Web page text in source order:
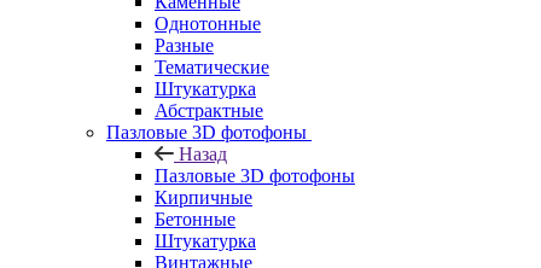
Однотонные
Разные
Тематические
Штукатурка
Абстрактные
Пазловые 3D фотофоны
Назад
Пазловые 3D фотофоны
Кирпичные
Бетонные
Штукатурка
Винтажные